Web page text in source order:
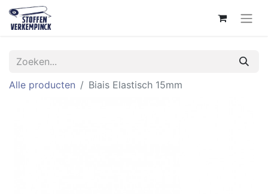
Alle producten Biais Elastisch 15mm